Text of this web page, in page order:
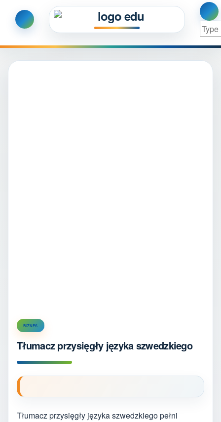
BIZNES
Tłumacz przysięgły języka szwedzkiego
Tłumacz przysięgły języka szwedzkiego pełni